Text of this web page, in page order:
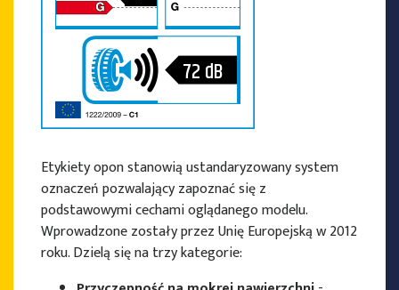
72dB
Etykiety opon stanowią ustandaryzowany system
oznaczeń pozwalający zapoznać się z
podstawowymi cechami oglądanego modelu.
Wprowadzone zostały przez Unię Europejską w 2012
roku. Dzielą się na trzy kategorie: